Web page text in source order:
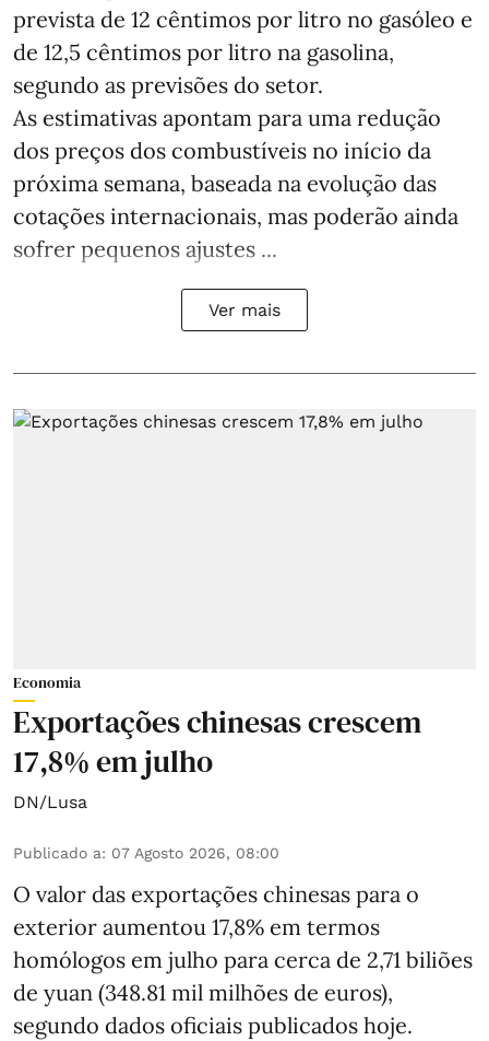
prevista de 12 cêntimos por litro no gasóleo e
de 12,5 cêntimos por litro na gasolina,
segundo as previsões do setor.
As estimativas apontam para uma redução
dos preços dos combustíveis no início da
próxima semana, baseada na evolução das
cotações internacionais, mas poderão ainda
sofrer pequenos ajustes ...
Ver mais
Economia
Exportações chinesas crescem
17,8% em julho
DN/Lusa
Publicado a: 07 Agosto 2026, 08:00
O valor das exportações chinesas para o
exterior aumentou 17,8% em termos
homólogos em julho para cerca de 2,71 biliões
de yuan (348.81 mil milhões de euros),
segundo dados oficiais publicados hoje.